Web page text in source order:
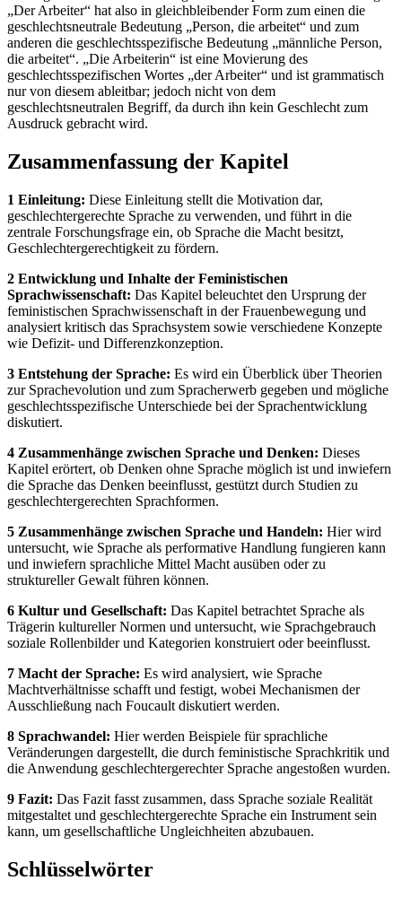
„Der Arbeiter“ hat also in gleichbleibender Form zum einen die
geschlechtsneutrale Bedeutung „Person, die arbeitet“ und zum
anderen die geschlechtsspezifische Bedeutung „männliche Person,
die arbeitet“. „Die Arbeiterin“ ist eine Movierung des
geschlechtsspezifischen Wortes „der Arbeiter“ und ist grammatisch
nur von diesem ableitbar; jedoch nicht von dem
geschlechtsneutralen Begriff, da durch ihn kein Geschlecht zum
Ausdruck gebracht wird.
Zusammenfassung der Kapitel
1 Einleitung: Diese Einleitung stellt die Motivation dar,
geschlechtergerechte Sprache zu verwenden, und führt in die
zentrale Forschungsfrage ein, ob Sprache die Macht besitzt,
Geschlechtergerechtigkeit zu fördern.
2 Entwicklung und Inhalte der Feministischen
Sprachwissenschaft: Das Kapitel beleuchtet den Ursprung der
feministischen Sprachwissenschaft in der Frauenbewegung und
analysiert kritisch das Sprachsystem sowie verschiedene Konzepte
wie Defizit- und Differenzkonzeption.
3 Entstehung der Sprache: Es wird ein Überblick über Theorien
zur Sprachevolution und zum Spracherwerb gegeben und mögliche
geschlechtsspezifische Unterschiede bei der Sprachentwicklung
diskutiert.
4 Zusammenhänge zwischen Sprache und Denken: Dieses
Kapitel erörtert, ob Denken ohne Sprache möglich ist und inwiefern
die Sprache das Denken beeinflusst, gestützt durch Studien zu
geschlechtergerechten Sprachformen.
5 Zusammenhänge zwischen Sprache und Handeln: Hier wird
untersucht, wie Sprache als performative Handlung fungieren kann
und inwiefern sprachliche Mittel Macht ausüben oder zu
struktureller Gewalt führen können.
6 Kultur und Gesellschaft: Das Kapitel betrachtet Sprache als
Trägerin kultureller Normen und untersucht, wie Sprachgebrauch
soziale Rollenbilder und Kategorien konstruiert oder beeinflusst.
7 Macht der Sprache: Es wird analysiert, wie Sprache
Machtverhältnisse schafft und festigt, wobei Mechanismen der
Ausschließung nach Foucault diskutiert werden.
8 Sprachwandel: Hier werden Beispiele für sprachliche
Veränderungen dargestellt, die durch feministische Sprachkritik und
die Anwendung geschlechtergerechter Sprache angestoßen wurden.
9 Fazit: Das Fazit fasst zusammen, dass Sprache soziale Realität
mitgestaltet und geschlechtergerechte Sprache ein Instrument sein
kann, um gesellschaftliche Ungleichheiten abzubauen.
Schlüsselwörter